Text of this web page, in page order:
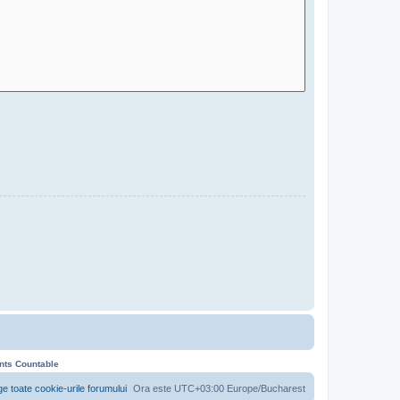
Countable
Ora este UTC+03:00 Europe/Bucharest
toate cookie-urile forumului